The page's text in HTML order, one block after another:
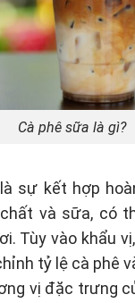
Cà phê sữa là gì?
sự kết hợp
và sữa, có
Tùy vào khẩu
tỷ lệ cà phê
vị đặc trưng